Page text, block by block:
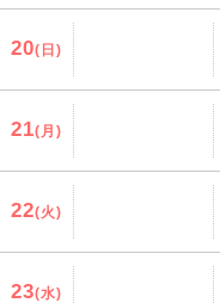
20(日)
21(月)
22(火)
23(水)